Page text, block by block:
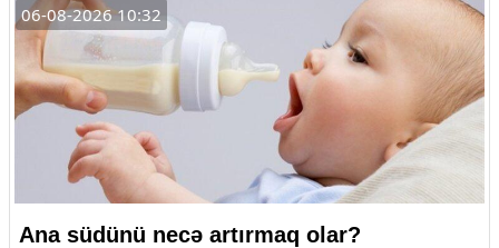
06-08-2026 10:32
Ana südünü necə artırmaq olar?